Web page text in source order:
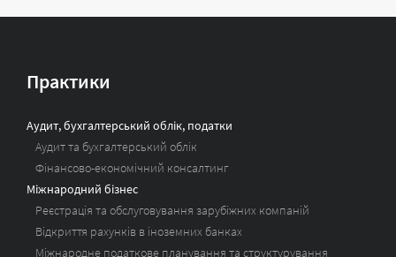
Практики
Аудит, бухгалтерський облік, податки
Аудит та бухгалтерський облік
Фінансово-економічний консалтинг
Міжнародний бізнес
Реєстрація та обслуговування зарубіжних компаній
Відкриття рахунків в іноземних банках
Міжнародне податкове планування та структурування